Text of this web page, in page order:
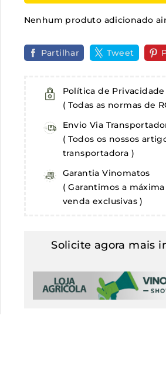
Nenhum produto adicionado
Partilhar Tweet
Política de Privacidade
( Todas as normas de
Envio Via
( Todos os nossos
transportadora )
Garantia Vinomatos
( Garantimos a
venda exclusivas )
Solicite agora mais